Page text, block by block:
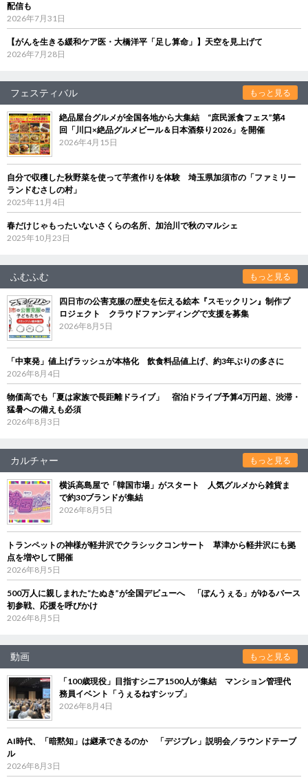
配信も
2026年7月31日
【がんを生きる緩和ケア医・大橋洋平「足し算命」】天空を見上げて
2026年7月28日
フェスティバル もっと見る
絶品屋台グルメが全国各地から大集結 “庶民派食フェス”第4
回「川口×絶品グルメビール＆日本酒祭り2026」を開催
2026年4月15日
自分で収穫した秋野菜を使って芋煮作りを体験 埼玉県加須市の「ファミリー
ランドむさしの村」
2025年11月4日
春だけじゃもったいないさくらの名所、加治川で秋のマルシェ
2025年10月23日
ふむふむ もっと見る
四日市の公害克服の歴史を伝える絵本『スモックリン』制作プ
ロジェクト クラウドファンディングで支援を募集
2026年8月5日
「中東発」値上げラッシュが本格化 飲食料品値上げ、約3年ぶりの多さに
2026年8月4日
物価高でも「夏は家族で長距離ドライブ」 宿泊ドライブ予算4万円超、渋滞・
猛暑への備えも必須
2026年8月3日
カルチャー もっと見る
横浜高島屋で「韓国市場」がスタート 人気グルメから雑貨ま
で約30ブランドが集結
2026年8月5日
トランペットの神様が軽井沢でクラシックコンサート 草津から軽井沢にも拠
点を増やして開催
2026年8月5日
500万人に親しまれた“たぬき”が全国デビューへ 「ぽんうぇる」がゆるバース
初参戦、応援を呼びかけ
2026年8月5日
動画 もっと見る
「100歳現役」目指すシニア1500人が集結 マンション管理代
務員イベント「うぇるねすシップ」
2026年8月4日
AI時代、「暗黙知」は継承できるのか 「デジブレ」説明会／ラウンドテーブ
ル
2026年8月3日